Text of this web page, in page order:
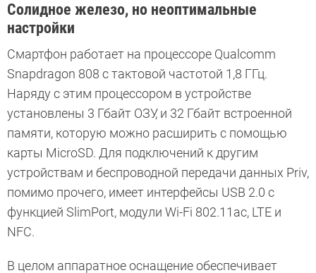
Солидное железо, но неоптимальные
настройки
Смартфон работает на процессоре Qualcomm
Snapdragon 808 с тактовой частотой 1,8 ГГц.
Наряду с этим процессором в устройстве
установлены 3 Гбайт ОЗУ, и 32 Гбайт встроенной
памяти, которую можно расширить с помощью
карты MicroSD. Для подключений к другим
устройствам и беспроводной передачи данных Priv,
помимо прочего, имеет интерфейсы USB 2.0 с
функцией SlimPort, модули Wi-Fi 802.11ac, LTE и
NFC.
В целом аппаратное оснащение обеспечивает